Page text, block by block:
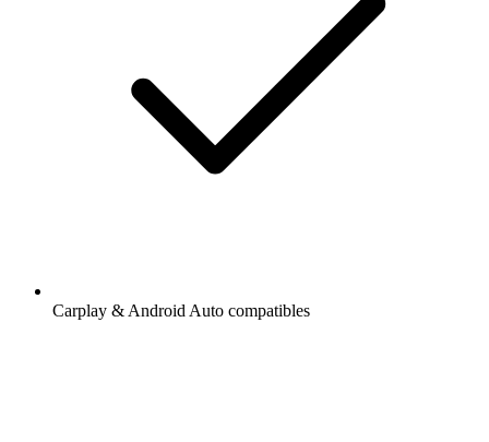
Carplay & Android Auto compatibles